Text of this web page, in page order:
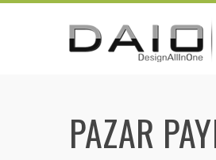
Skip
PAZAR